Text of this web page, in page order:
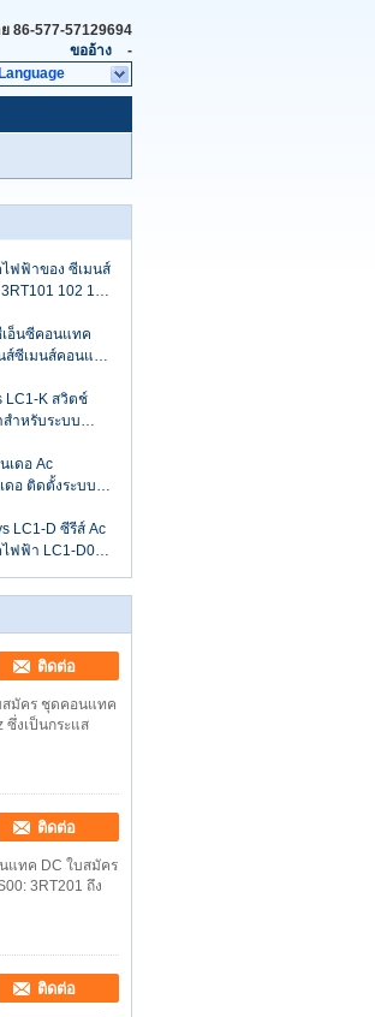
86-577-57129694
ขออ้าง
-
ฟฟ้าของ ซีเมนส์
102 103
เอ็นซีคอนแทค
ส์ซีเมนส์คอนแทค
LC1-K สวิตช์
ำหรับระบบ
เดอ Ac
ดอ ติดตั้งระบบ
LC1-D ซีรีส์ Ac
ฟฟ้า LC1-D09
ติดต่อ
สมัคร ชุดคอนแทค
ซึ่งเป็นกระแส
ติดต่อ
แทค DC ใบสมัคร
3RT201 ถึง
ติดต่อ